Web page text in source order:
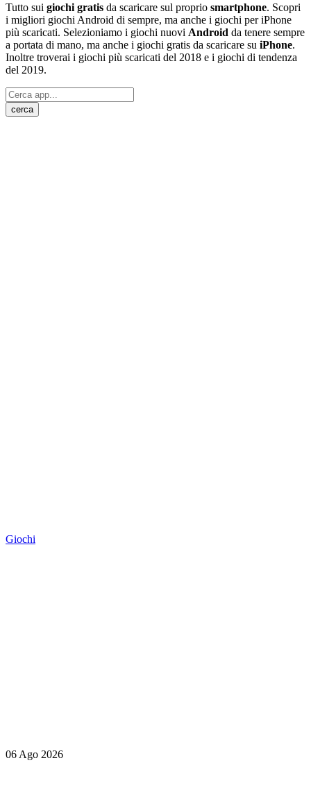
Tutto sui giochi gratis da scaricare sul proprio smartphone. Scopri
i migliori giochi Android di sempre, ma anche i giochi per iPhone
più scaricati. Selezioniamo i giochi nuovi Android da tenere sempre
a portata di mano, ma anche i giochi gratis da scaricare su iPhone.
Inoltre troverai i giochi più scaricati del 2018 e i giochi di tendenza
del 2019.
Giochi
06 Ago 2026